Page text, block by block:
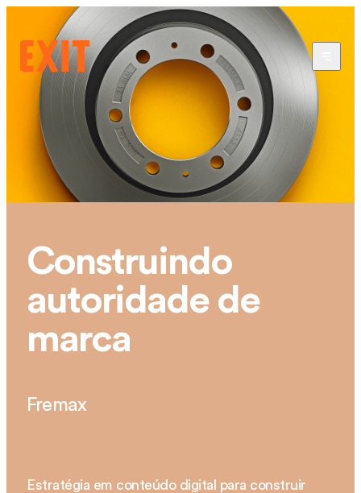
Construindo
autoridade de
marca
Fremax
Estratégia em conteúdo digital para construir